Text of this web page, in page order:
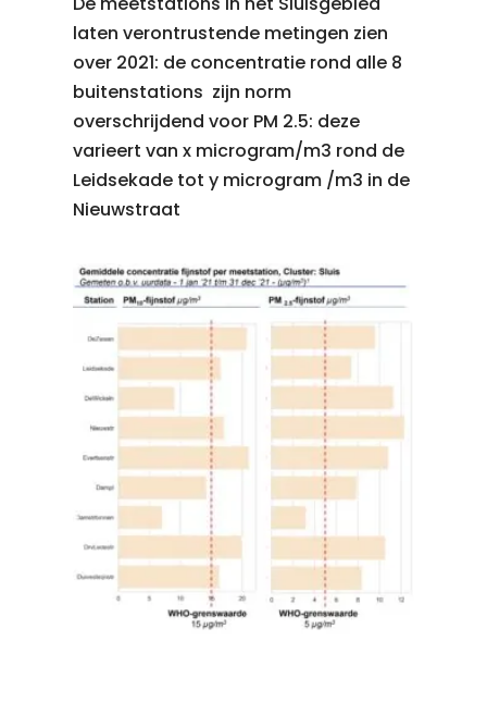
laten verontrustende metingen zien
over 2021: de concentratie rond alle 8
buitenstations zijn norm
overschrijdend voor PM 2.5: deze
varieert van x microgram/m3 rond de
Leidsekade tot y microgram /m3 in de
Nieuwstraat